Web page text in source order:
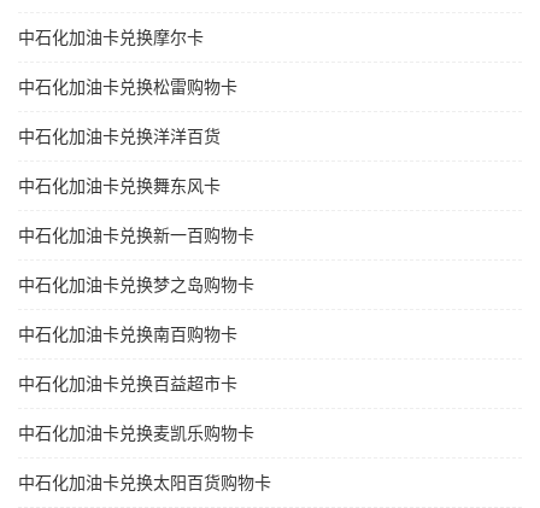
中石化加油卡兑换摩尔卡
中石化加油卡兑换松雷购物卡
中石化加油卡兑换洋洋百货
中石化加油卡兑换舞东风卡
中石化加油卡兑换新一百购物卡
中石化加油卡兑换梦之岛购物卡
中石化加油卡兑换南百购物卡
中石化加油卡兑换百益超市卡
中石化加油卡兑换麦凯乐购物卡
中石化加油卡兑换太阳百货购物卡